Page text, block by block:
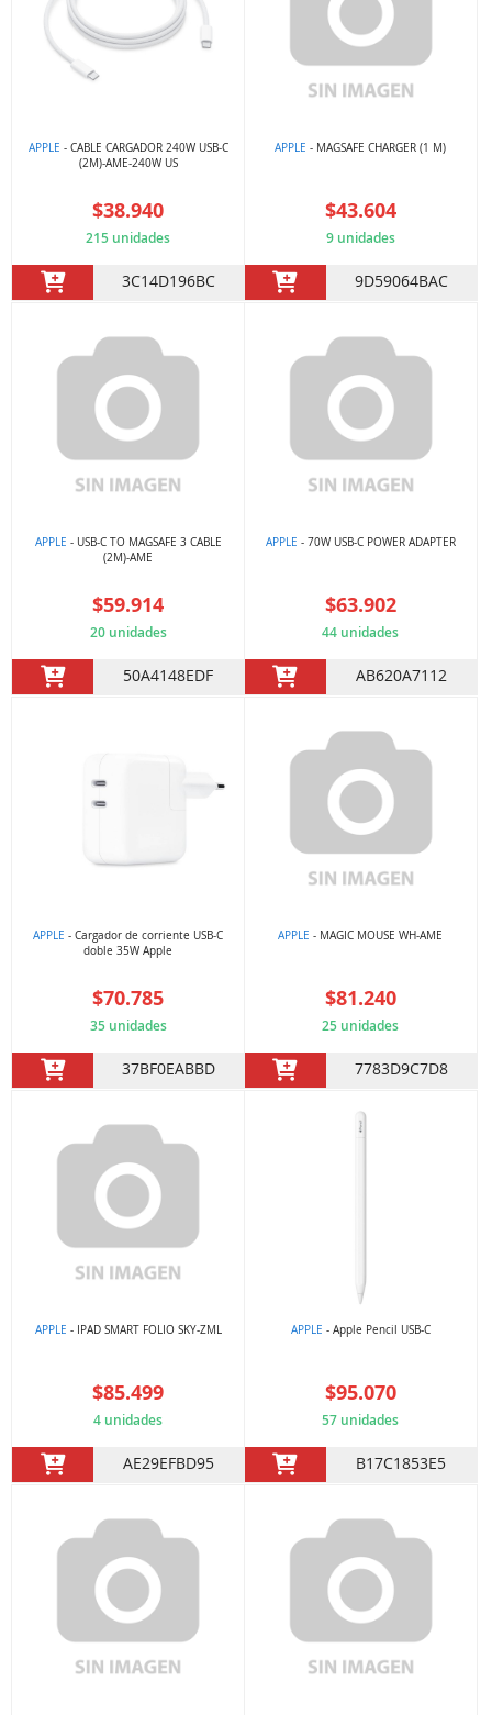
APPLE - CABLE CARGADOR 240W USB-C
(2M)-AME-240W US
$38.940
215 unidades
3C14D196BC
APPLE - MAGSAFE CHARGER (1 M)
$43.604
9 unidades
9D59064BAC
APPLE - USB-C TO MAGSAFE 3 CABLE
(2M)-AME
$59.914
20 unidades
50A4148EDF
APPLE - 70W USB-C POWER ADAPTER
$63.902
44 unidades
AB620A7112
APPLE - Cargador de corriente USB-C
doble 35W Apple
$70.785
35 unidades
37BF0EABBD
APPLE - MAGIC MOUSE WH-AME
$81.240
25 unidades
7783D9C7D8
APPLE - IPAD SMART FOLIO SKY-ZML
$85.499
4 unidades
AE29EFBD95
APPLE - Apple Pencil USB-C
$95.070
57 unidades
B17C1853E5